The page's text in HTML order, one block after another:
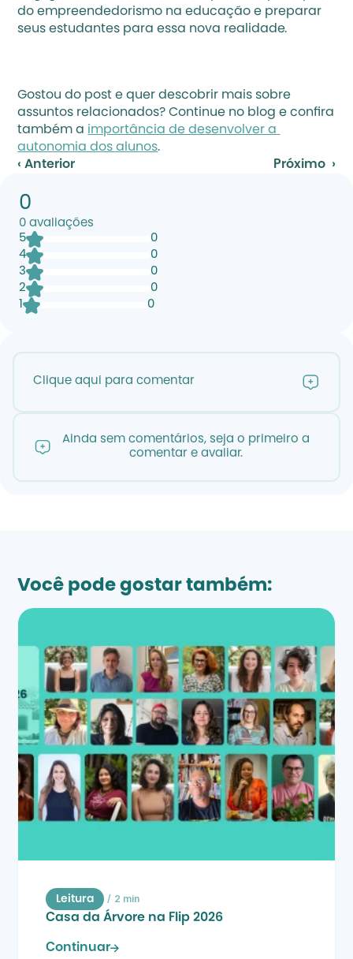
do empreendedorismo na educação e preparar
seus estudantes para essa nova realidade.
Gostou do post e quer descobrir mais sobre
assuntos relacionados? Continue no blog e confira
também a importância de desenvolver a
autonomia dos alunos.
‹ Anterior
Próximo  ›
0
0 avaliações
5
0
4
0
3
0
2
0
1
0
Clique aqui para comentar
Ainda sem comentários, seja o primeiro a
comentar e avaliar.
Você pode gostar também:
Leitura / 2 min
Casa da Árvore na Flip 2026
Continuar